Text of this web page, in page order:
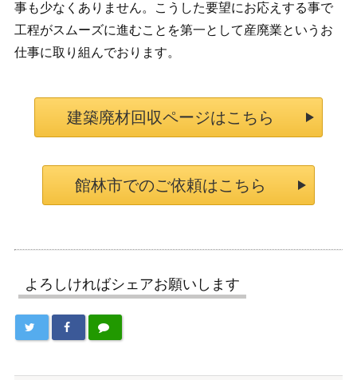
事も少なくありません。こうした要望にお応えする事で
工程がスムーズに進むことを第一として産廃業というお
仕事に取り組んでおります。
建築廃材回収ページはこちら
館林市でのご依頼はこちら
よろしければシェアお願いします